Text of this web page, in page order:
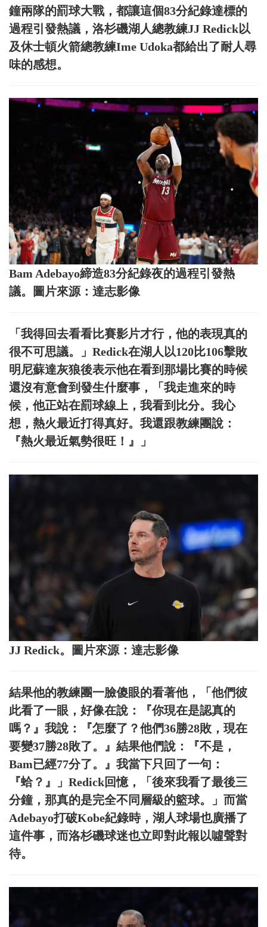
鐘兩隊的罰球大戰，都讓這個83分紀錄達標的
過程引發熱議，洛杉磯湖人總教練JJ Redick以
及休士頓火箭總教練Ime Udoka都給出了耐人尋
味的感想。
Bam Adebayo締造83分紀錄夜的過程引發熱
議。圖片來源：達志影像
「我得回去看看比賽影片才行，他的表現真的
很不可思議。」Redick在湖人以120比106擊敗
明尼蘇達灰狼後表示他在看到那場比賽的時候
還沒有意會到發生什麼事，「我走進來的時
候，他正站在罰球線上，我看到比分。我心
想，熱火最近打得真好。我還跟教練團說：
『熱火最近氣勢很旺！』」
JJ Redick。圖片來源：達志影像
結果他的教練團一臉傻眼的看著他，「他們彼
此看了一眼，好像在說：『你現在是認真的
嗎？』我說：『怎麼了？他們36勝28敗，現在
要變37勝28敗了。』結果他們說：『不是，
Bam已經77分了。』我當下只回了一句：
『蛤？』」Redick回憶，「後來我看了最後三
分鐘，那真的是完全不同層級的籃球。」而當
Adebayo打破Kobe紀錄時，湖人球場也廣播了
這件事，而洛杉磯球迷也立即對此報以噓聲對
待。